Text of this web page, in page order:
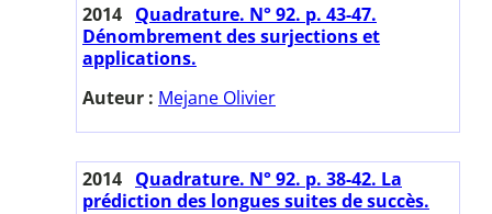
2014 Quadrature. N° 92. p. 43-47.
Dénombrement des surjections et
applications.
Auteur : Mejane Olivier
2014 Quadrature. N° 92. p. 38-42. La
prédiction des longues suites de succès.